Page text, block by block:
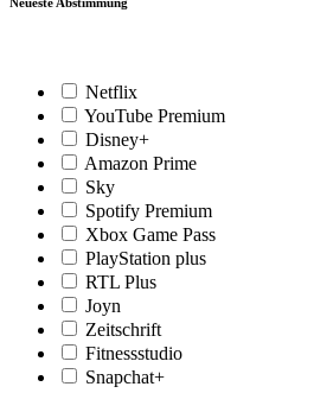
Netflix
YouTube Premium
Disney+
Amazon Prime
Sky
Spotify Premium
Xbox Game Pass
PlayStation plus
RTL Plus
Joyn
Zeitschrift
Fitnessstudio
Snapchat+